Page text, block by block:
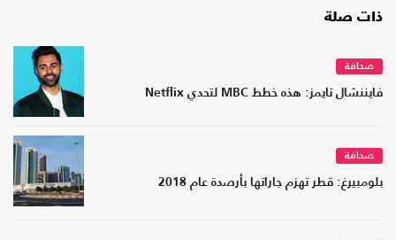
ذات صلة
صحافة
فايننشال تايمز: هذه خطط MBC لتحدي Netflix
صحافة
بلومبيرغ: قطر تهزم جاراتها بأرصدة عام 2018